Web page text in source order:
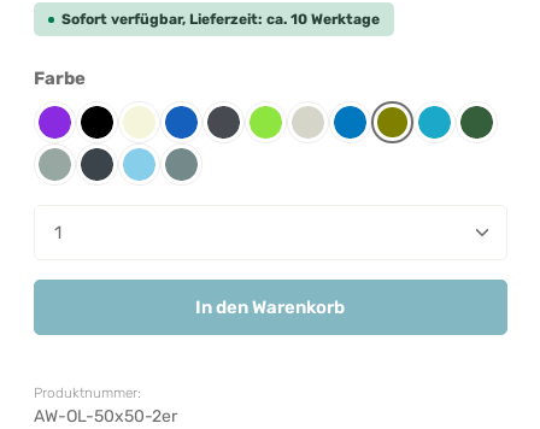
Sofort verfügbar, Lieferzeit: ca. 10 Werktage
Farbeauswählen
BerryBlackChalkDenimGraphiteKiwi Limestone
OceanicOlive PacificPetrol
PewterRussian
Sky Storm
Produkt Anzahl: Gib den gewünschten Wert ein
In den Warenkorb
Produktnummer:
AW-OL-50x50-2er